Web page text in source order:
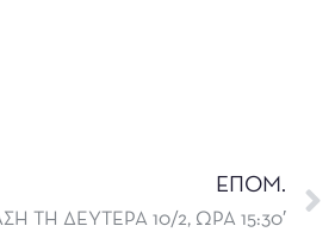
ΕΠΟΜ.
ΤΗ ΔΕΥΤΕΡΑ 10/2, ΩΡΑ 15:30′